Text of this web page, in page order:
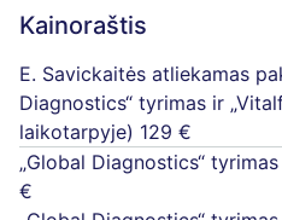
Kainoraštis
E. Savickaitės atliekamas
Diagnostics“ tyrimas ir
laikotarpyje) 129 €
„Global Diagnostics“
€